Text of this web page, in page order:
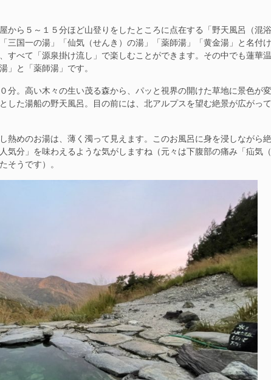
ら５～１５分ほど山登りをしたところに点在する「野天風呂（混
三国一の湯」「仙気（せんき）の湯」「薬師湯」「黄金湯」と名付け
すべて「源泉掛け流し」で楽しむことができます。その中でも蓮華
」と「薬師湯」です。
。高い木々の生い茂る森から、パッと視界の開けた草地に景色が
した湯船の野天風呂。目の前には、北アルプスを望む絶景が広がっ
熱めのお湯は、薄く濁って見えます。このお風呂に身を浸しながら
気分」を味わえるような気がしますね（元々は下腹部の痛み「疝気
そうです）。